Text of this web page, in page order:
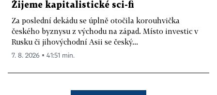
Žijeme kapitalistické sci-fi
Za poslední dekádu se úplně otočila korouhvička
českého byznysu z východu na západ. Místo investic v
Rusku či jihovýchodní Asii se český...
7. 8. 2026 ▪ 41:51 min.